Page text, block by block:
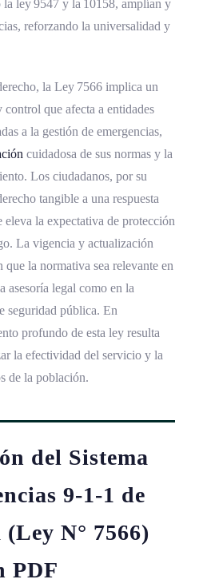
la ley 9547 y la 10158, amplían y
reforzando la universalidad y
la Ley 7566 implica un
que afecta a entidades
a la gestión de emergencias,
cuidadosa de sus normas y la
Los ciudadanos, por su
tangible a una respuesta
la expectativa de protección
La vigencia y actualización
que la normativa sea relevante en
asesoría legal como en la
seguridad pública. En
profundo de esta ley resulta
la efectividad del servicio y la
de la población.
del Sistema
9-1-1 de
N° 7566)
PDF